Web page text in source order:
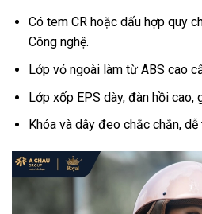
Có tem CR hoặc dấu hợp quy
Công nghệ.
Lớp vỏ ngoài làm từ ABS cao
Lớp xốp EPS dày, đàn hồi cao,
Khóa và dây đeo chắc chắn,